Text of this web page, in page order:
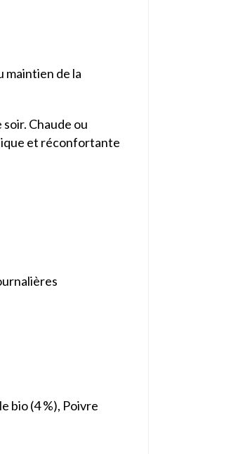
maintien de la
Chaude ou
et réconfortante
bio (4 %), Poivre